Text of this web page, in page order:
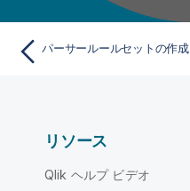
パーサールールセットの作成
リソース
Qlik ヘルプ ビデオ